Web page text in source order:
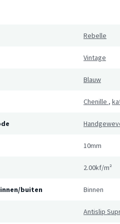
Rebelle
Vintage
Blauw
Chenille ,
10mm
2.00kf/m²
buiten Binnen
Antislip